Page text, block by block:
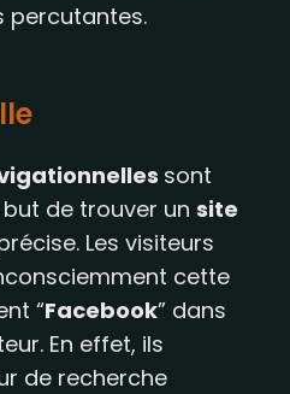
percutantes.
sont
de trouver un site
Les visiteurs
cette
“Facebook” dans
En effet, ils
de recherche